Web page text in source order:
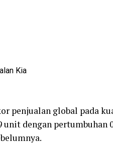
penjualan global pada
unit dengan pertumbuhan